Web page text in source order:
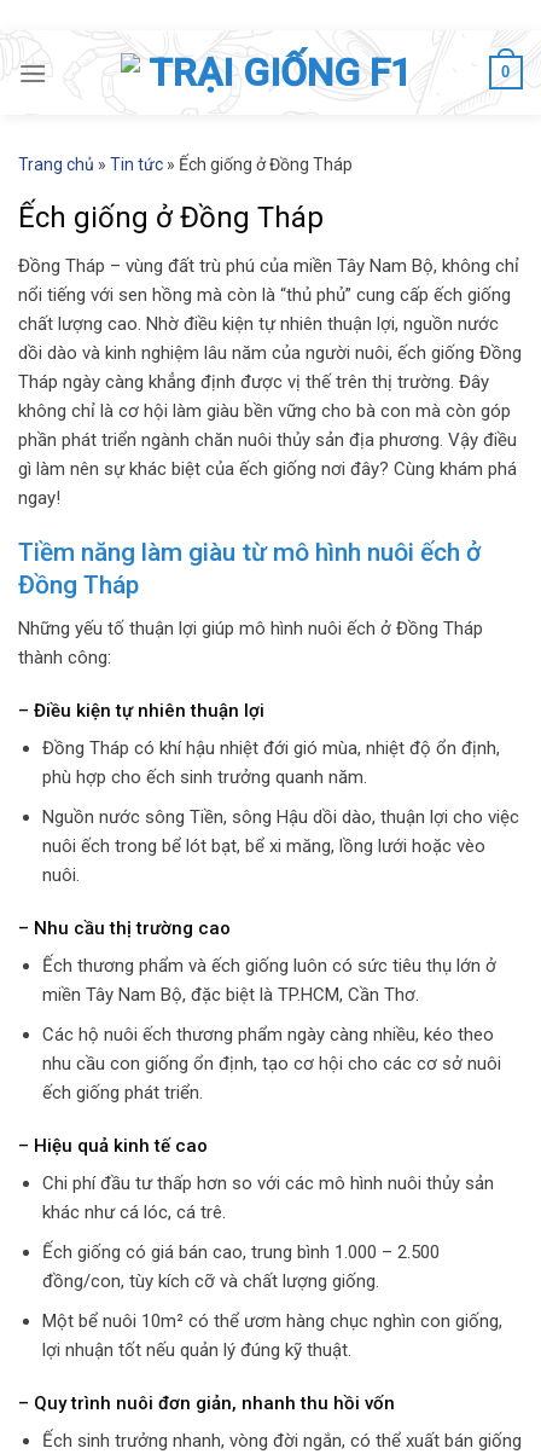
content
0
Trang chủ » Tin tức » Ếch giống ở Đồng Tháp
Ếch giống ở Đồng Tháp
Đồng Tháp – vùng đất trù phú của miền Tây Nam Bộ, không chỉ
nổi tiếng với sen hồng mà còn là “thủ phủ” cung cấp ếch giống
chất lượng cao. Nhờ điều kiện tự nhiên thuận lợi, nguồn nước
dồi dào và kinh nghiệm lâu năm của người nuôi, ếch giống Đồng
Tháp ngày càng khẳng định được vị thế trên thị trường. Đây
không chỉ là cơ hội làm giàu bền vững cho bà con mà còn góp
phần phát triển ngành chăn nuôi thủy sản địa phương. Vậy điều
gì làm nên sự khác biệt của ếch giống nơi đây? Cùng khám phá
ngay!
Tiềm năng làm giàu từ mô hình nuôi ếch ở
Đồng Tháp
Những yếu tố thuận lợi giúp mô hình nuôi ếch ở Đồng Tháp
thành công:
– Điều kiện tự nhiên thuận lợi
Đồng Tháp có khí hậu nhiệt đới gió mùa, nhiệt độ ổn định,
phù hợp cho ếch sinh trưởng quanh năm.
Nguồn nước sông Tiền, sông Hậu dồi dào, thuận lợi cho việc
nuôi ếch trong bể lót bạt, bể xi măng, lồng lưới hoặc vèo
nuôi.
– Nhu cầu thị trường cao
Ếch thương phẩm và ếch giống luôn có sức tiêu thụ lớn ở
miền Tây Nam Bộ, đặc biệt là TP.HCM, Cần Thơ.
Các hộ nuôi ếch thương phẩm ngày càng nhiều, kéo theo
nhu cầu con giống ổn định, tạo cơ hội cho các cơ sở nuôi
ếch giống phát triển.
– Hiệu quả kinh tế cao
Chi phí đầu tư thấp hơn so với các mô hình nuôi thủy sản
khác như cá lóc, cá trê.
Ếch giống có giá bán cao, trung bình 1.000 – 2.500
đồng/con, tùy kích cỡ và chất lượng giống.
Một bể nuôi 10m² có thể ươm hàng chục nghìn con giống,
lợi nhuận tốt nếu quản lý đúng kỹ thuật.
– Quy trình nuôi đơn giản, nhanh thu hồi vốn
Ếch sinh trưởng nhanh, vòng đời ngắn, có thể xuất bán giống